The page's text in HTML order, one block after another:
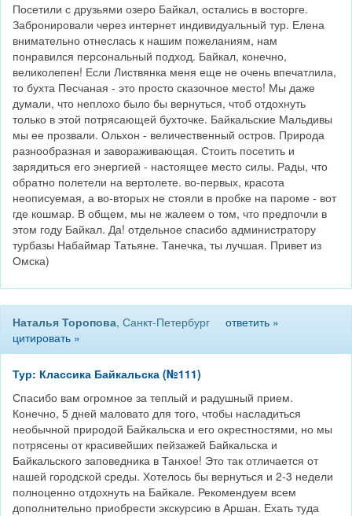
Посетили с друзьями озеро Байкал, остались в восторге.
Забронировали через интернет индивидуальный тур. Елена
внимательно отнеслась к нашим пожеланиям, нам
понравился персональный подход. Байкал, конечно,
великолепен! Если Листвянка меня еще не очень впечатлила,
то бухта Песчаная - это просто сказочное место! Мы даже
думали, что неплохо было бы вернуться, чтоб отдохнуть
только в этой потрясающей бухточке. Байкальские Мальдивы
мы ее прозвали. Ольхон - величественный остров. Природа
разнообразная и завораживающая. Стоить посетить и
зарядиться его энергией - настоящее место силы. Рады, что
обратно полетели на вертолете. во-первых, красота
неописуемая, а во-вторых не стояли в пробке на пароме - вот
где кошмар. В общем, мы не жалеем о том, что предпочли в
этом году Байкал. Да! отдельное спасибо администратору
турбазы Набаймар Татьяне. Танечка, ты лучшая. Привет из
Омска)
Наталья Торопова, Санкт-Петербург ответить »
цитировать »
Тур: Классика Байкальска (№111)
Спасибо вам огромное за теплый и радушный прием.
Конечно, 5 дней маловато для того, чтобы насладиться
необычной природой Байкальска и его окрестностями, но мы
потрясены от красивейших пейзажей Байкальска и
Байкальского заповедника в Танхое! Это так отличается от
нашей городской среды. Хотелось бы вернуться и 2-3 недели
полноценно отдохнуть на Байкале. Рекомендуем всем
дополнительно приобрести экскурсию в Аршан. Ехать туда